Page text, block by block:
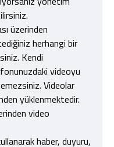
üzerinden
herhangi bir
Kendi
videoyu
Videolar
yüklenmektedir.
video
haber, duyuru,